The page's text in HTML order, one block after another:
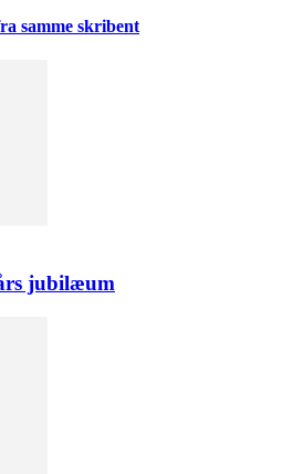
samme skribent
jubilæum